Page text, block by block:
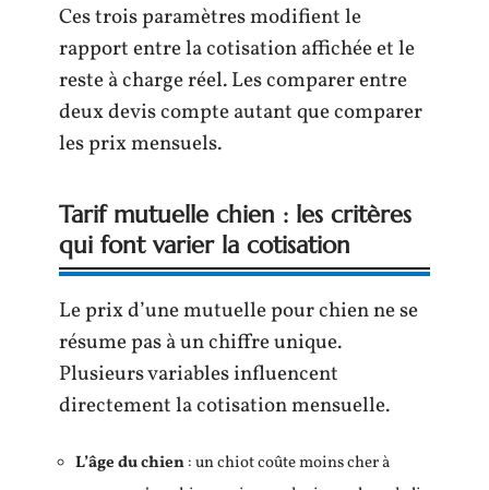
Ces trois paramètres modifient le
rapport entre la cotisation affichée et le
reste à charge réel. Les comparer entre
deux devis compte autant que comparer
les prix mensuels.
Tarif mutuelle chien : les critères
qui font varier la cotisation
Le prix d’une mutuelle pour chien ne se
résume pas à un chiffre unique.
Plusieurs variables influencent
directement la cotisation mensuelle.
L’âge du chien: un chiot coûte moins cher à